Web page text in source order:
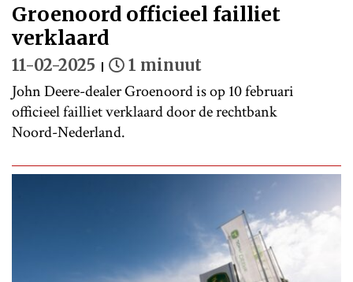
Groenoord officieel failliet
verklaard
11-02-2025 1 minuut
John Deere-dealer Groenoord is op 10 februari
officieel failliet verklaard door de rechtbank
Noord-Nederland.